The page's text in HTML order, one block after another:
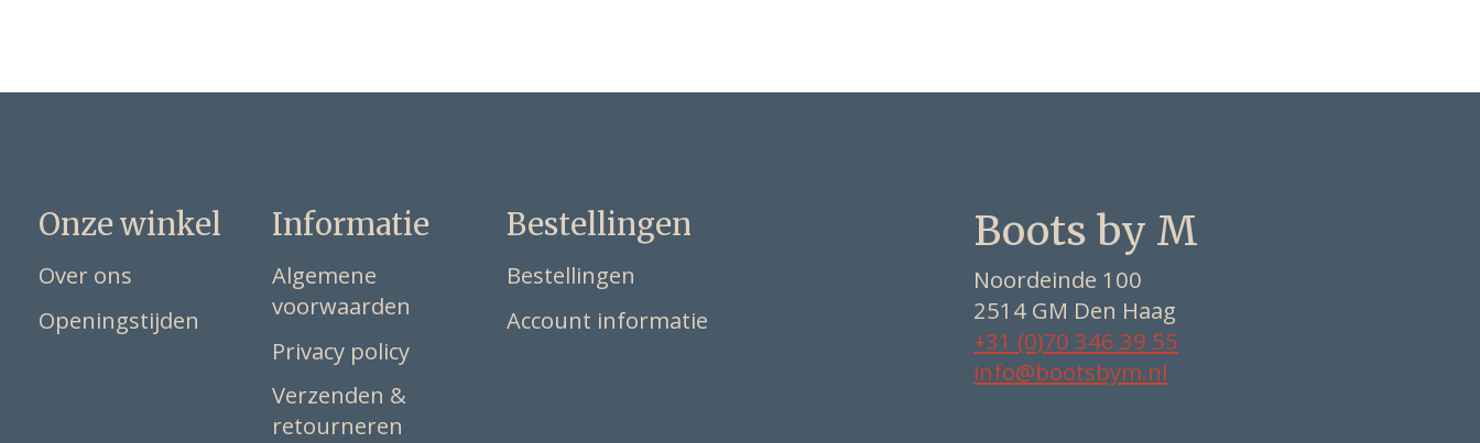
Onze winkel
Over ons
Openingstijden
Informatie
Algemene
voorwaarden
Privacy policy
Verzenden &
retourneren
Bestellingen
Bestellingen
Account informatie
Boots by M
Noordeinde 100
2514 GM Den Haag
+31 (0)70 346 39 55
info@bootsbym.nl